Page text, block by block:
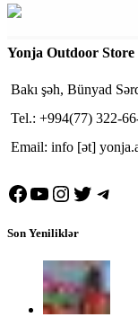
Yonja Outdoor
Bakı şəh, Bünyad
Tel.: +994(77) 322-
Email: info [ət]
Facebook
YouTube
Instagram
Twitter
Son Yeniliklər